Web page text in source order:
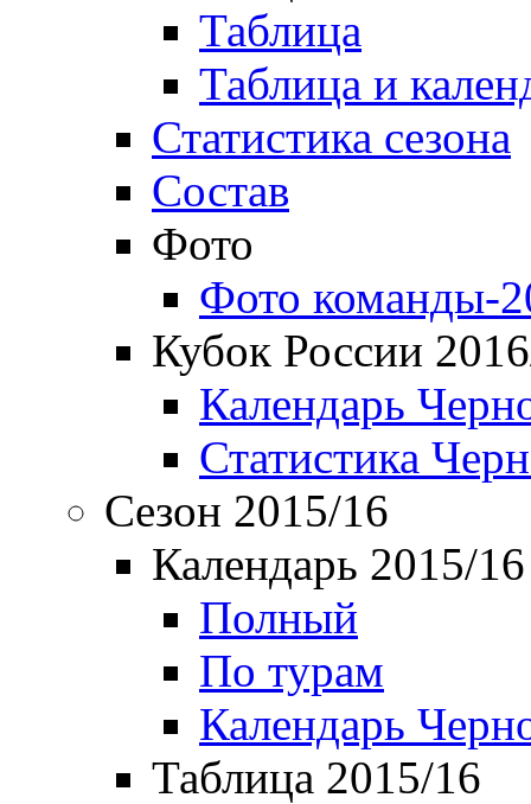
Таблица
Таблица и
Статистика сезона
Состав
Фото
Фото команды-
Кубок России
Календарь
Статистика
Сезон 2015/16
Календарь 2015/16
Полный
По турам
Календарь
Таблица 2015/16